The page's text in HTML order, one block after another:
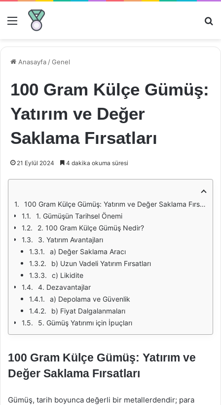
Menü
Anasayfa /Genel
100 Gram Külçe Gümüş:
Yatırım ve Değer
Saklama Fırsatları
21 Eylül 2024 4 dakika okuma süresi
100 Gram Külçe Gümüş: Yatırım ve Değer Saklama Fırsatları
1. Gümüşün Tarihsel Önemi
2. 100 Gram Külçe Gümüş Nedir?
3. Yatırım Avantajları
a) Değer Saklama Aracı
b) Uzun Vadeli Yatırım Fırsatları
c) Likidite
4. Dezavantajlar
a) Depolama ve Güvenlik
b) Fiyat Dalgalanmaları
5. Gümüş Yatırımı için İpuçları
100 Gram Külçe Gümüş: Yatırım ve
Değer Saklama Fırsatları
Gümüş, tarih boyunca değerli bir metallerdendir; para